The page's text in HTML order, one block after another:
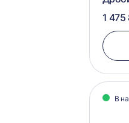
1
В